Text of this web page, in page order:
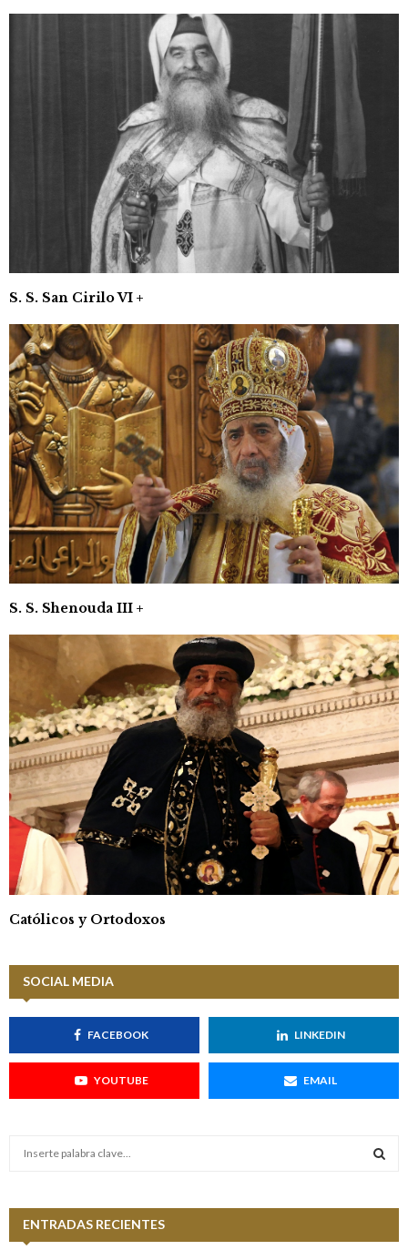
S. S. San Cirilo VI +
S. S. Shenouda III +
Católicos y Ortodoxos
SOCIAL MEDIA
FACEBOOK LINKEDIN
YOUTUBE EMAIL
h
ENTRADAS RECIENTES